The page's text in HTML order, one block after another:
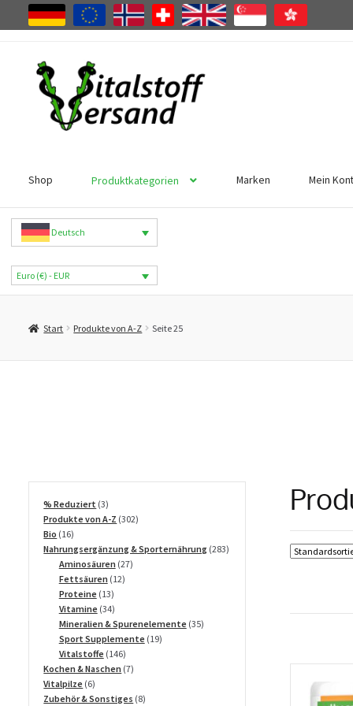
Zur
Navigation
springen
Zum
Inhalt
springen
Shop Produktkategorien Marken Mein
Deutsch
Euro (€) - EUR
Start Produkte von A-Z Seite 25
% Reduziert 33
Produkte
Produkte von A-Z 302302
Bio 1616
Produkte
Nahrungsergänzung & Sporternährung 283283
Aminosäuren 2727
Fettsäuren 1212
Proteine 1313
Produkte
Vitamine 3434
Produkte
Mineralien & Spurenelemente 3535
Sport Supplemente 1919
Vitalstoffe 146146
Produkte
Kochen & Naschen 77
Vitalpilze 66
Produkte
Zubehör & Sonstiges 88